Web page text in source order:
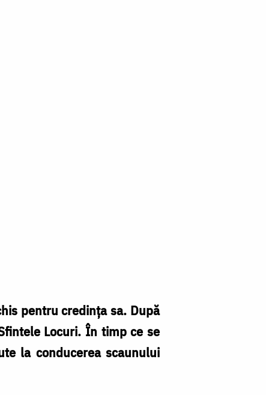
pentru credința sa. După
Locuri. În timp ce se
la conducerea scaunului